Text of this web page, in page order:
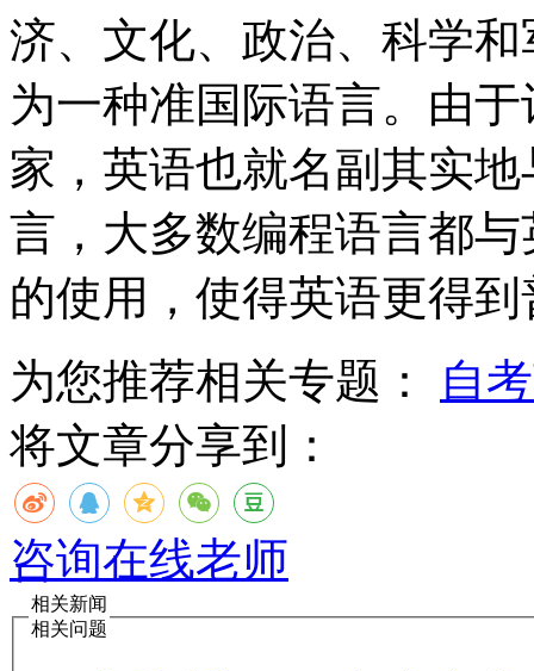
济、文化、政治、科学
为一种准国际语言。由
家，英语也就名副其实
言，大多数编程语言都
的使用，使得英语更得到
为您推荐相关专题：
自
将文章分享到：
咨询在线老师
相关新闻
相关问题